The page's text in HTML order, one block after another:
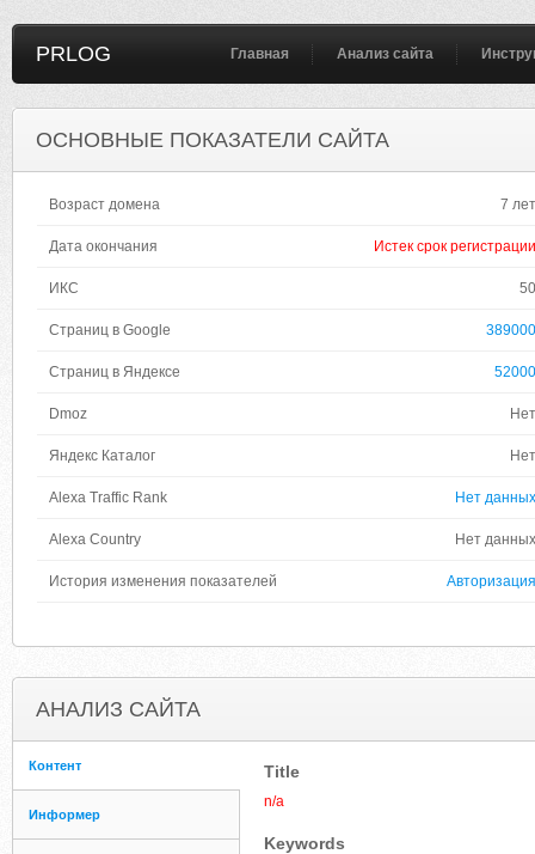
PRLOG Главная Анализ сайта
ОСНОВНЫЕ ПОКАЗАТЕЛИ САЙТА
Возраст домена 7 лет
Дата окончания Истек срок регистрации
ИКС 50
Страниц в Google 389000
Страниц в Яндексе 52000
Dmoz Нет
Яндекс Каталог Нет
Alexa Traffic Rank Нет данных
Alexa Country Нет данных
История изменения показателей Авторизация
АНАЛИЗ САЙТА
Контент
Информер
Title
n/a
Keywords